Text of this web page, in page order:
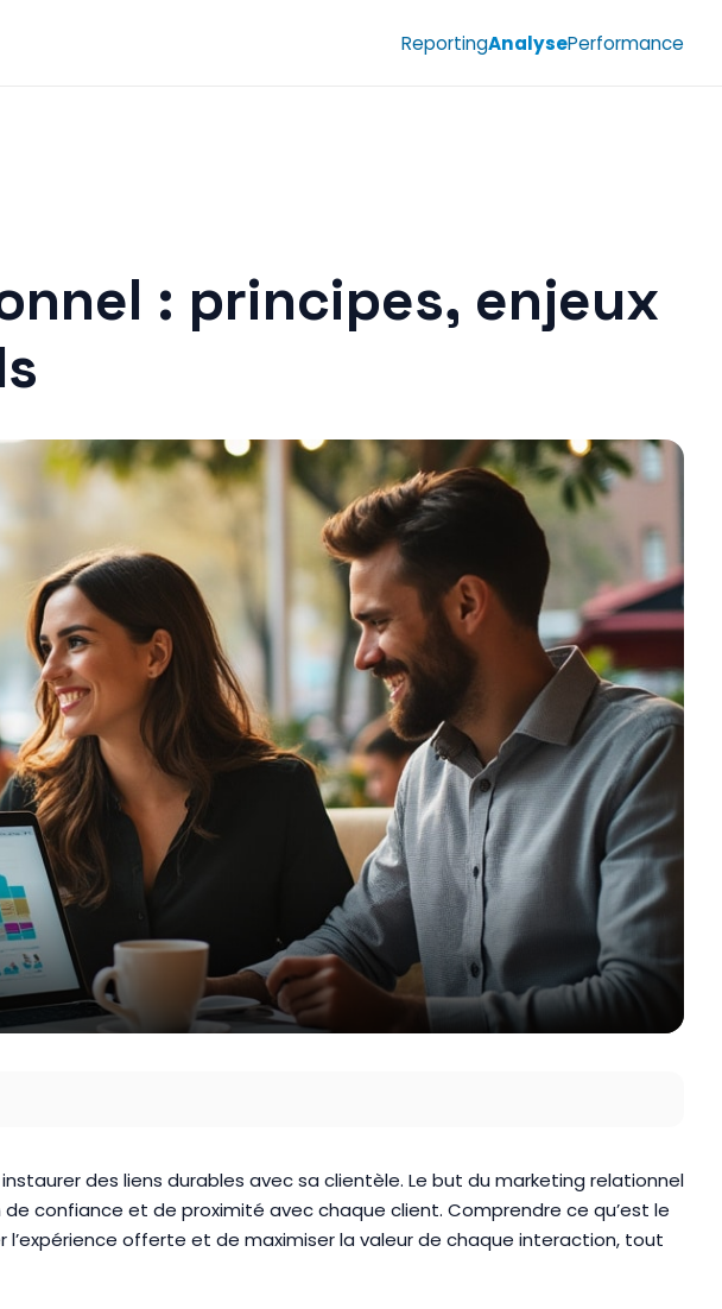
ReportingAnalysePerformance
: principes, enjeux
des liens durables avec sa clientèle. Le but du marketing relationnel
confiance et de proximité avec chaque client. Comprendre ce qu’est le
offerte et de maximiser la valeur de chaque interaction, tout